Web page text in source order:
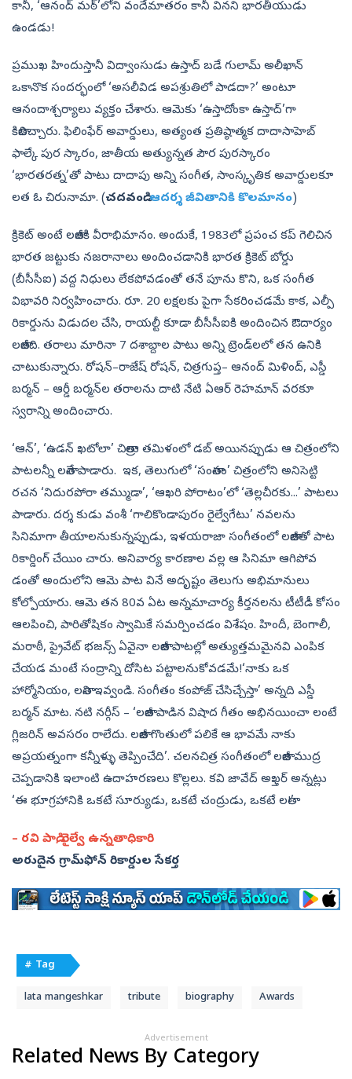
కానీ, ‘ఆనంద్‌ మఠ్‌’లోని వందేమాతరం కానీ వినని భారతీయుడు
ఉండడు!
ప్రముఖ హిందుస్తానీ విద్వాంసుడు ఉస్తాద్‌ బడే గులామ్‌ అలీఖాన్‌
ఒకానొక సందర్భంలో ‘అసలీవిడ అపశ్రుతిలో పాడదా?’ అంటూ
ఆనందాశ్చర్యాలు వ్యక్తం చేశారు. ఆమెకు ‘ఉస్తాదోంకా ఉస్తాద్‌’గా
కితాబిచ్చారు. ఫిలింఫేర్‌ అవార్డులు, అత్యంత ప్రతిష్ఠాత్మక దాదాసాహెబ్‌
ఫాల్కే పుర స్కారం, జాతీయ అత్యున్నత పౌర పురస్కారం
‘భారతరత్న’తో పాటు దాదాపు అన్ని సంగీత, సాంస్కృతిక అవార్డులకూ
లత ఓ చిరునామా. (చదవండి: ఆదర్శ జీవితానికి కొలమానం)
క్రికెట్‌ అంటే లతాజీకి వీరాభిమానం. అందుకే, 1983లో ప్రపంచ కప్‌ గెలిచిన
భారత జట్టుకు నజరానాలు అందించడానికి భారత క్రికెట్‌ బోర్డు
(బీసీసీఐ) వద్ద నిధులు లేకపోవడంతో తనే పూను కొని, ఒక సంగీత
విభావరి నిర్వహించారు. రూ. 20 లక్షలకు పైగా సేకరించడమే కాక, ఎల్పీ
రికార్డును విడుదల చేసి, రాయల్టీ కూడా బీసీసీఐకి అందించిన ఔదార్యం
లతాజీది. తరాలు మారినా 7 దశాబ్దాల పాటు అన్ని ట్రెండ్‌లలో తన ఉనికి
చాటుకున్నారు. రోషన్‌–రాజేష్‌ రోషన్, చిత్రగుప్త– ఆనంద్‌ మిళింద్, ఎస్డీ
బర్మన్‌ – ఆర్డీ బర్మన్‌ల తరాలను దాటి నేటి ఏఆర్‌ రెహమాన్‌ వరకూ
స్వరాన్ని అందించారు.
‘ఆన్‌’, ‘ఉడన్‌ ఖటోలా’ చిత్రాలు తమిళంలో డబ్‌ అయినప్పుడు ఆ చిత్రంలోని
పాటలన్నీ లతానే పాడారు. ఇక, తెలుగులో ‘సంతానం’ చిత్రంలోని అనిసెట్టి
రచన ‘నిదురపోరా తమ్ముడా’, ‘ఆఖరి పోరాటం’లో ‘తెల్లచీరకు...’ పాటలు
పాడారు. దర్శ కుడు వంశీ ‘గాలికొండాపురం రైల్వేగేటు’ నవలను
సినిమాగా తీయాలనుకున్నప్పుడు, ఇళయరాజా సంగీతంలో లతాజీతో పాట
రికార్డింగ్‌ చేయిం చారు. అనివార్య కారణాల వల్ల ఆ సినిమా ఆగిపోవ
డంతో అందులోని ఆమె పాట వినే అదృష్టం తెలుగు అభిమానులు
కోల్పోయారు. ఆమె తన 80వ ఏట అన్నమాచార్య కీర్తనలను టీటీడీ కోసం
ఆలపించి, పారితోషికం స్వామికే సమర్పించడం విశేషం. హిందీ, బెంగాలీ,
మరాఠీ, ప్రైవేట్‌ భజన్స్‌ ఏవైనా లతాజీ పాటల్లో అత్యుత్తమమైనవి ఎంపిక
చేయడ మంటే సంద్రాన్ని దోసిట పట్టాలనుకోవడమే!‘నాకు ఒక
హార్మోనియం, లతాని ఇవ్వండి. సంగీతం కంపోజ్‌ చేసిచ్చేస్తా’ అన్నది ఎస్డీ
బర్మన్‌ మాట. నటి నర్గీస్‌ – ‘లతాజీ పాడిన విషాద గీతం అభినయించా లంటే
గ్లిజరిన్‌ అవసరం రాలేదు. లతాజీ గొంతులో పలికే ఆ భావమే నాకు
అప్రయత్నంగా కన్నీళ్ళు తెప్పించేది’. చలనచిత్ర సంగీతంలో లతాజీ ముద్ర
చెప్పడానికి ఇలాంటి ఉదాహరణలు కొల్లలు. కవి జావేద్‌ అఖ్తర్‌ అన్నట్లు
‘ఈ భూగ్రహానికి ఒకటే సూర్యుడు, ఒకటే చంద్రుడు, ఒకటే లతా!’
– రవి పాడి, రైల్వే ఉన్నతాధికారి
అరుదైన గ్రామ్‌ఫోన్‌ రికార్డుల సేకర్త
# Tag
lata mangeshkar tribute biography Awards
Advertisement
Related News By Category